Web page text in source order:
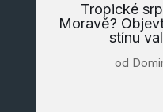
Tropické
Moravě?
stínu
od